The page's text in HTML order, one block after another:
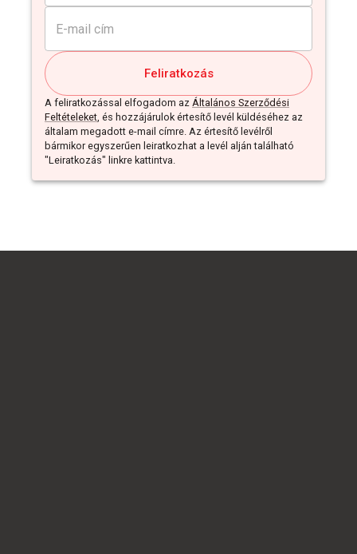
Feliratkozás
A feliratkozással elfogadom az Általános Szerződési
Feltételeket, és hozzájárulok értesítő levél küldéséhez az
általam megadott e-mail címre. Az értesítő levélről
bármikor egyszerűen leiratkozhat a levél alján található
"Leiratkozás" linkre kattintva.